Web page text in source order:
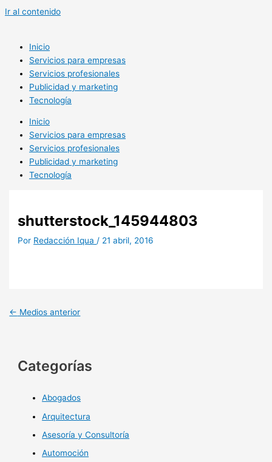
Ir al contenido
Inicio
Servicios para empresas
Servicios profesionales
Publicidad y marketing
Tecnología
Inicio
Servicios para empresas
Servicios profesionales
Publicidad y marketing
Tecnología
shutterstock_145944803
Por Redacción Iqua / 21 abril, 2016
← Medios anterior
Categorías
Abogados
Arquitectura
Asesoría y Consultoría
Automoción